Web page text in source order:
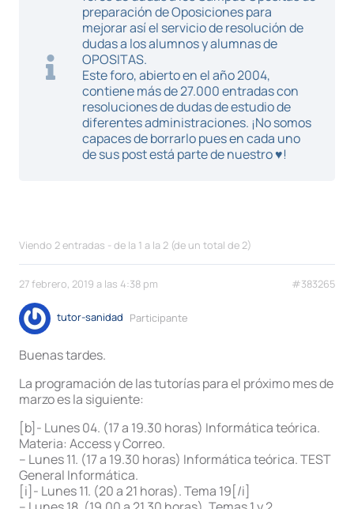
preparación de Oposiciones para
mejorar así el servicio de resolución de
dudas a los alumnos y alumnas de
OPOSITAS.
Este foro, abierto en el año 2004,
contiene más de 27.000 entradas con
resoluciones de dudas de estudio de
diferentes administraciones. ¡No somos
capaces de borrarlo pues en cada uno
de sus post está parte de nuestro ♥!
Viendo 2 entradas - de la 1 a la 2 (de un total de 2)
27 febrero, 2019 a las 4:38 pm #383265
tutor-sanidad Participante
Buenas tardes.
La programación de las tutorías para el próximo mes de
marzo es la siguiente:
[b]- Lunes 04. (17 a 19.30 horas) Informática teórica.
Materia: Access y Correo.
– Lunes 11. (17 a 19.30 horas) Informática teórica. TEST
General Informática.
[i]- Lunes 11. (20 a 21 horas). Tema 19[/i]